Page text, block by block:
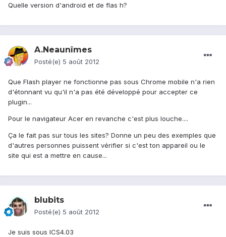
Quelle version d'android et de flas h?
A.Neaunîmes
Posté(e) 5 août 2012
Que Flash player ne fonctionne pas sous Chrome mobile n'a rien
d'étonnant vu qu'il n'a pas été développé pour accepter ce
plugin...
Pour le navigateur Acer en revanche c'est plus louche....
Ça le fait pas sur tous les sites? Donne un peu des exemples que
d'autres personnes puissent vérifier si c'est ton appareil ou le
site qui est a mettre en cause...
blubits
Posté(e) 5 août 2012
Je suis sous ICS4.03